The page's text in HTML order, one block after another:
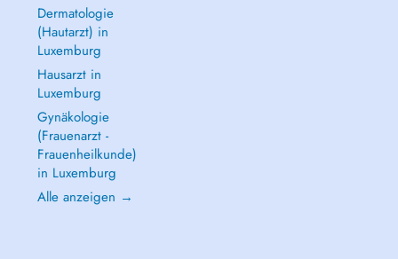
Dermatologie
(Hautarzt) in
Luxemburg
Hausarzt in
Luxemburg
Gynäkologie
(Frauenarzt -
Frauenheilkunde)
in Luxemburg
Alle anzeigen →